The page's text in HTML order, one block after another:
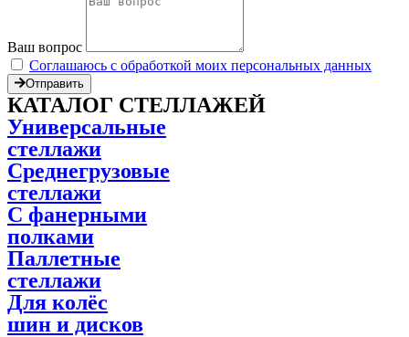
Ваш вопрос
Соглашаюсь с обработкой моих персональных данных
Отправить
КАТАЛОГ СТЕЛЛАЖЕЙ
Универсальные
стеллажи
Среднегрузовые
стеллажи
С фанерными
полками
Паллетные
стеллажи
Для колёс
шин и дисков